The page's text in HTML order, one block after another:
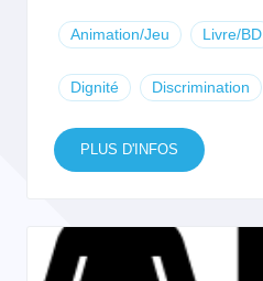
Animation/Jeu Livre/BD
Dignité Discrimination
PLUS D'INFOS